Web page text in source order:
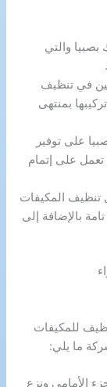
والتي
في تنظيف
بمنتهى
على توفير
تعمل على إتمام
تنظيف المكيفات
بالإضافة إلى
للمكيفات
ما يلي:
الأمامي ونزع